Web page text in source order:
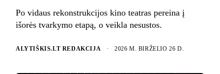
Po vidaus rekonstrukcijos kino teatras pereina į
išorės tvarkymo etapą, o veikla nesustos.
ALYTIŠKIS.LT REDAKCIJA · 2026 M. BIRŽELIO 26 D.